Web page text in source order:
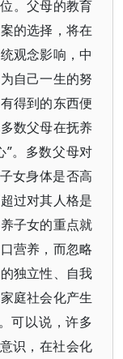
。父母的教育
的选择，将在
观念影响，中
自己一生的努
得到的东西便
数父母在抚养
”。多数父母对
女身体是否高
过对其人格是
子女的重点就
营养，而忽略
独立性、自我
庭社会化产生
可以说，许多
识，在社会化